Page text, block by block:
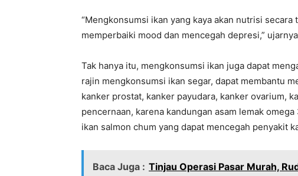
“Mengkonsumsi ikan yang kaya akan nutrisi
memperbaiki mood dan mencegah depresi,”
Tak hanya itu, mengkonsumsi ikan juga dapat
rajin mengkonsumsi ikan segar, dapat membantu
kanker prostat, kanker payudara, kanker ovarium,
pencernaan, karena kandungan asam lemak
ikan salmon chum yang dapat mencegah penyakit
Baca Juga : Tinjau Operasi Pasar Murah,